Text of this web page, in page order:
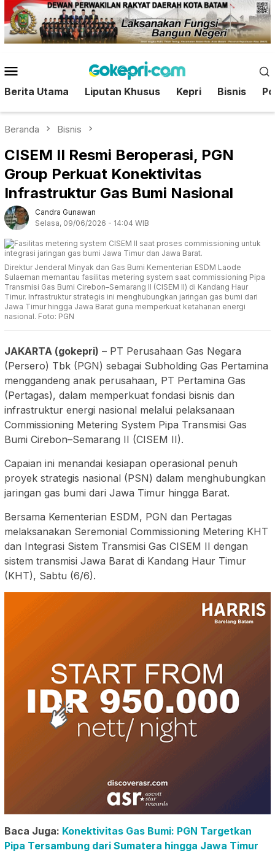
Loncat
ke
konten
Mobile
Berita Utama Liputan Khusus Kepri Bisnis
Beranda Bisnis
CISEM II Resmi Beroperasi, PGN
Group Perkuat Konektivitas
Infrastruktur Gas Bumi Nasional
Candra Gunawan
Selasa, 09/06/2026 - 14:04 WIB
Direktur Jenderal Minyak dan Gas Bumi Kementerian ESDM Laode
Sulaeman memantau fasilitas metering system saat commissioning Pipa
Transmisi Gas Bumi Cirebon–Semarang II (CISEM II) di Kandang Haur
Timur. Infrastruktur strategis ini menghubungkan jaringan gas bumi dari
Jawa Timur hingga Jawa Barat guna memperkuat ketahanan energi
nasional. Foto: PGN
JAKARTA (gokepri) – PT Perusahaan Gas Negara
(Persero) Tbk (PGN) sebagai Subholding Gas Pertamina
menggandeng anak perusahaan, PT Pertamina Gas
(Pertagas), dalam memperkuat fondasi bisnis dan
infrastruktur energi nasional melalui pelaksanaan
Commissioning Metering System Pipa Transmisi Gas
Bumi Cirebon–Semarang II (CISEM II).
Capaian ini menandai kesiapan operasional penuh
proyek strategis nasional (PSN) dalam menghubungkan
jaringan gas bumi dari Jawa Timur hingga Barat.
Bersama Kementerian ESDM, PGN dan Pertagas
melaksanakan Seremonial Commissioning Metering KHT
dan Integrasi Sistem Transmisi Gas CISEM II dengan
sistem transmisi Jawa Barat di Kandang Haur Timur
(KHT), Sabtu (6/6).
Baca Juga: Konektivitas Gas Bumi: PGN Targetkan
Pipa Tersambung dari Sumatera hingga Jawa Timur